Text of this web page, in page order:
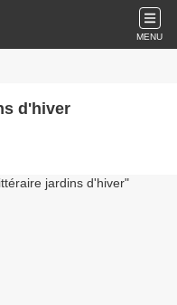
MENU
d'hiver